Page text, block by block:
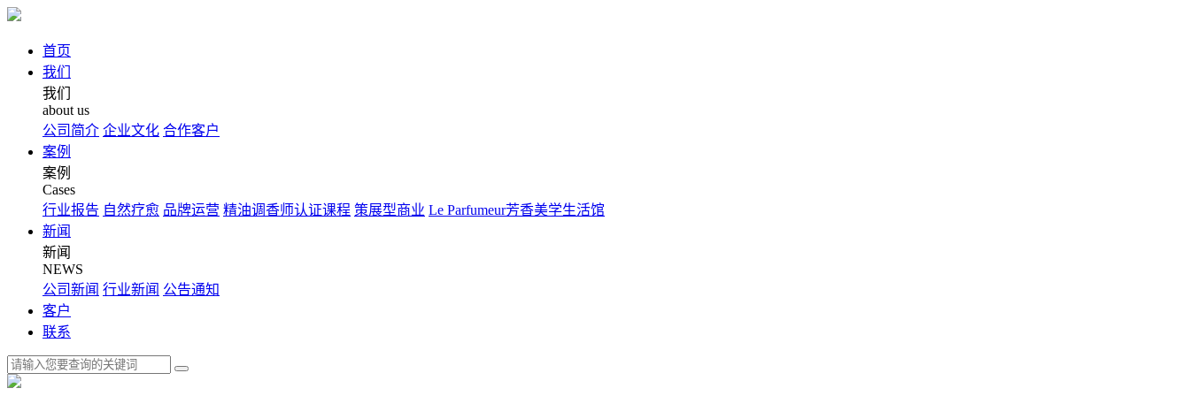
首页
我们
我们
about us
公司简介 企业文化 合作客户
案例
案例
Cases
行业报告 自然疗愈 品牌运营 精油调香师认证课程 策展型商业 Le Parfumeur芳香美学生活馆
新闻
新闻
NEWS
公司新闻 行业新闻 公告通知
客户
联系